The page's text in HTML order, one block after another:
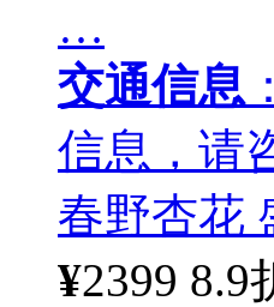
…
交通信息
信息，请
春野杏花
¥2399 8.9